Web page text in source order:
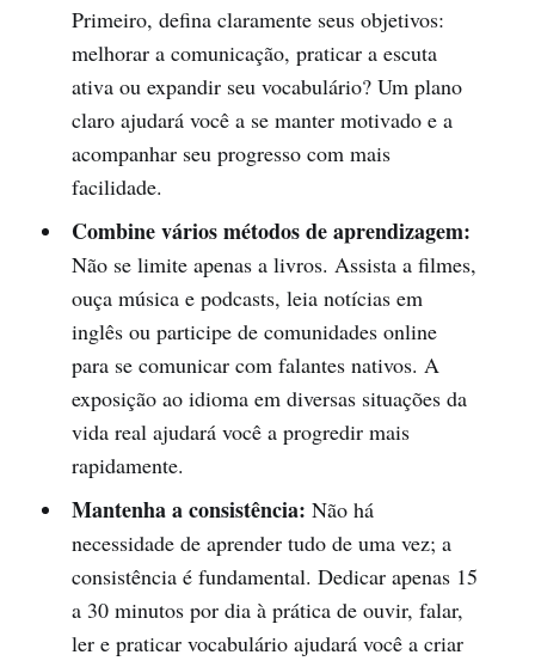
Primeiro, defina claramente seus objetivos:
melhorar a comunicação, praticar a escuta
ativa ou expandir seu vocabulário? Um plano
claro ajudará você a se manter motivado e a
acompanhar seu progresso com mais
facilidade.
Combine vários métodos de aprendizagem:
Não se limite apenas a livros. Assista a filmes,
ouça música e podcasts, leia notícias em
inglês ou participe de comunidades online
para se comunicar com falantes nativos. A
exposição ao idioma em diversas situações da
vida real ajudará você a progredir mais
rapidamente.
Mantenha a consistência: Não há
necessidade de aprender tudo de uma vez; a
consistência é fundamental. Dedicar apenas 15
a 30 minutos por dia à prática de ouvir, falar,
ler e praticar vocabulário ajudará você a criar